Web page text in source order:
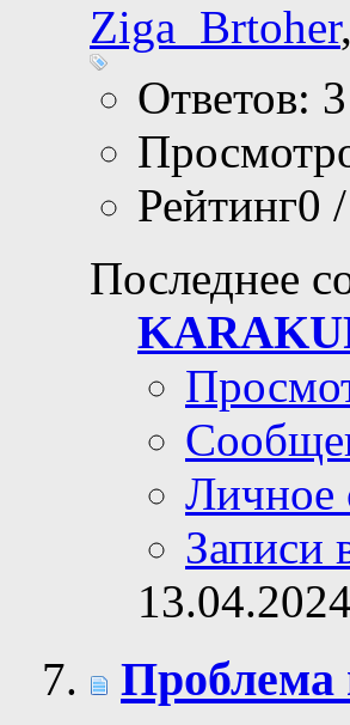
Ziga_Brtoher
Ответов: 3
Рейтинг0
Последнее
Личное
Записи